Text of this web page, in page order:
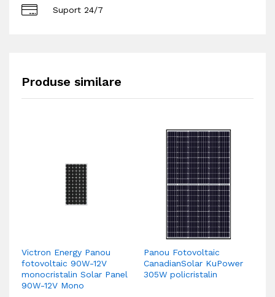
Suport 24/7
Produse similare
Victron Energy Panou
fotovoltaic 90W-12V
monocristalin Solar Panel
90W-12V Mono
Panou Fotovoltaic
CanadianSolar KuPower
305W policristalin